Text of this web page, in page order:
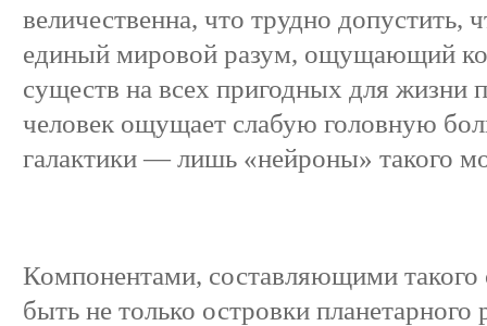
величественна, что трудно допустить,
единый мировой разум, ощущающий
существ на всех пригодных для жизни
человек ощущает слабую головную
галактики — лишь «нейроны» такого
Компонентами, составляющими такого
быть не только островки